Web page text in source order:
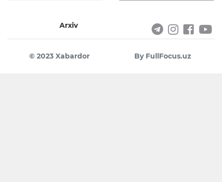
Arxiv
© 2023 Xabardor By FullFocus.uz